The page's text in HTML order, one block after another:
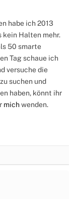
habe ich 2013
Halten mehr.
50 smarte
Tag schaue ich
versuche die
suchen und
haben, könnt ihr
michwenden.